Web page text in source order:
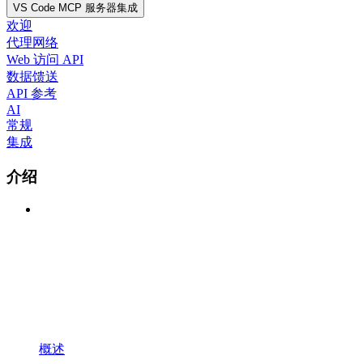
VS Code MCP 服务器集成
欢迎
代理网络
Web 访问 API
数据馈送
API 参考
AI
常规
集成
介绍
概述